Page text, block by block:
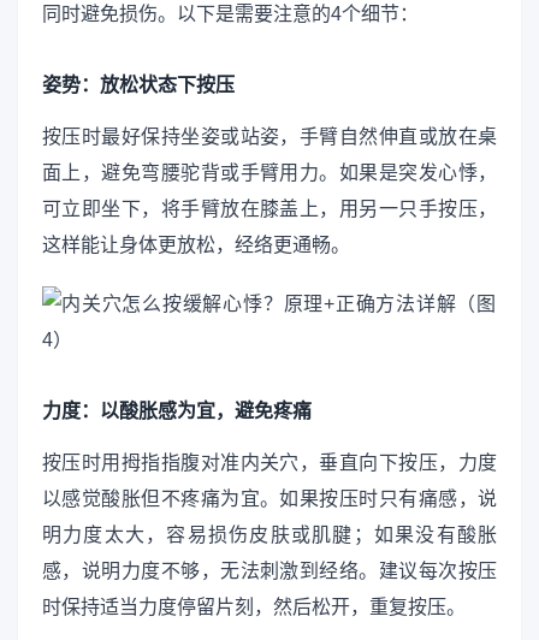
同时避免损伤。以下是需要注意的4个细节：
姿势：放松状态下按压
按压时最好保持坐姿或站姿，手臂自然伸直或放在桌
面上，避免弯腰驼背或手臂用力。如果是突发心悸，
可立即坐下，将手臂放在膝盖上，用另一只手按压，
这样能让身体更放松，经络更通畅。
力度：以酸胀感为宜，避免疼痛
按压时用拇指指腹对准内关穴，垂直向下按压，力度
以感觉酸胀但不疼痛为宜。如果按压时只有痛感，说
明力度太大，容易损伤皮肤或肌腱；如果没有酸胀
感，说明力度不够，无法刺激到经络。建议每次按压
时保持适当力度停留片刻，然后松开，重复按压。